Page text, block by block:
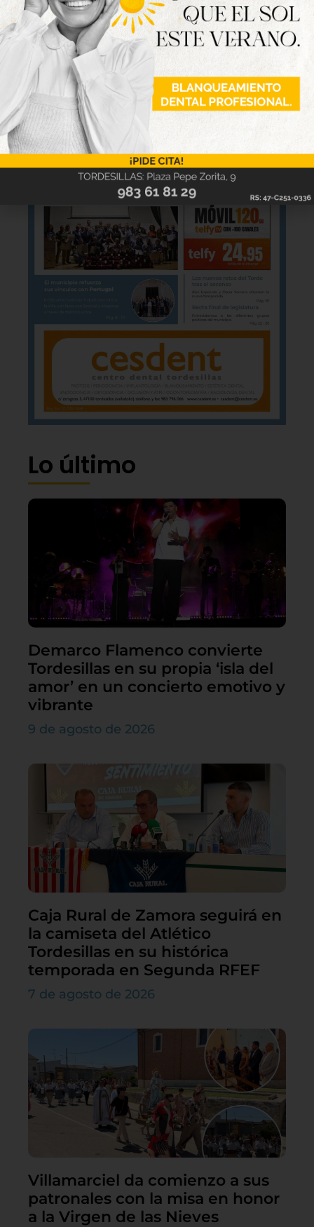
la revista Tordesillas al día. Haz clic sobre la
imagen para verla online.
Lo último
Demarco Flamenco convierte
Tordesillas en su propia ‘isla del
amor’ en un concierto emotivo y
vibrante
9 de agosto de 2026
Caja Rural de Zamora seguirá en
la camiseta del Atlético
Tordesillas en su histórica
temporada en Segunda RFEF
7 de agosto de 2026
Villamarciel da comienzo a sus
patronales con la misa en honor
a la Virgen de las Nieves